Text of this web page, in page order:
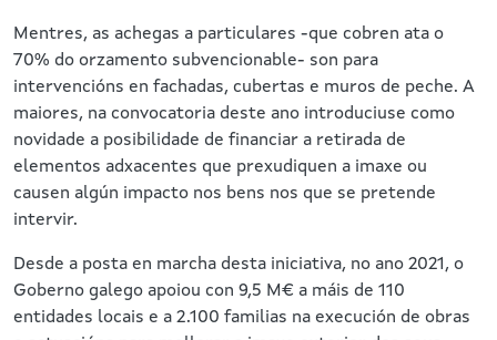
Mentres, as achegas a particulares -que cobren ata o
70% do orzamento subvencionable- son para
intervencións en fachadas, cubertas e muros de peche. A
maiores, na convocatoria deste ano introduciuse como
novidade a posibilidade de financiar a retirada de
elementos adxacentes que prexudiquen a imaxe ou
causen algún impacto nos bens nos que se pretende
intervir.
Desde a posta en marcha desta iniciativa, no ano 2021, o
Goberno galego apoiou con 9,5 M€ a máis de 110
entidades locais e a 2.100 familias na execución de obras